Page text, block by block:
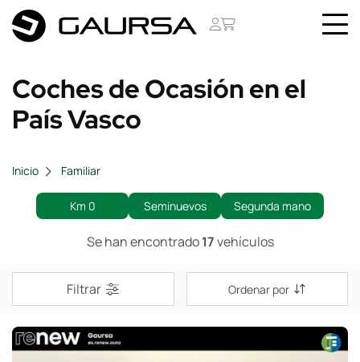
Coches de Ocasión en el
País Vasco
Inicio Familiar
Km 0 Seminuevos Segunda mano
Se han encontrado17vehículos
Filtrar Ordenar por